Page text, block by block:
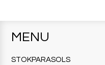
MENU
STOKPARASOLS